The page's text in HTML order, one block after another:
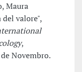
Maura
del valore",
,
Novembro.